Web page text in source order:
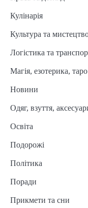
Кулінарія
Культура та
Логістика та
Магія, езотерика, таро
Новини
Одяг, взуття,
Освіта
Подорожі
Політика
Поради
Прикмети та сни